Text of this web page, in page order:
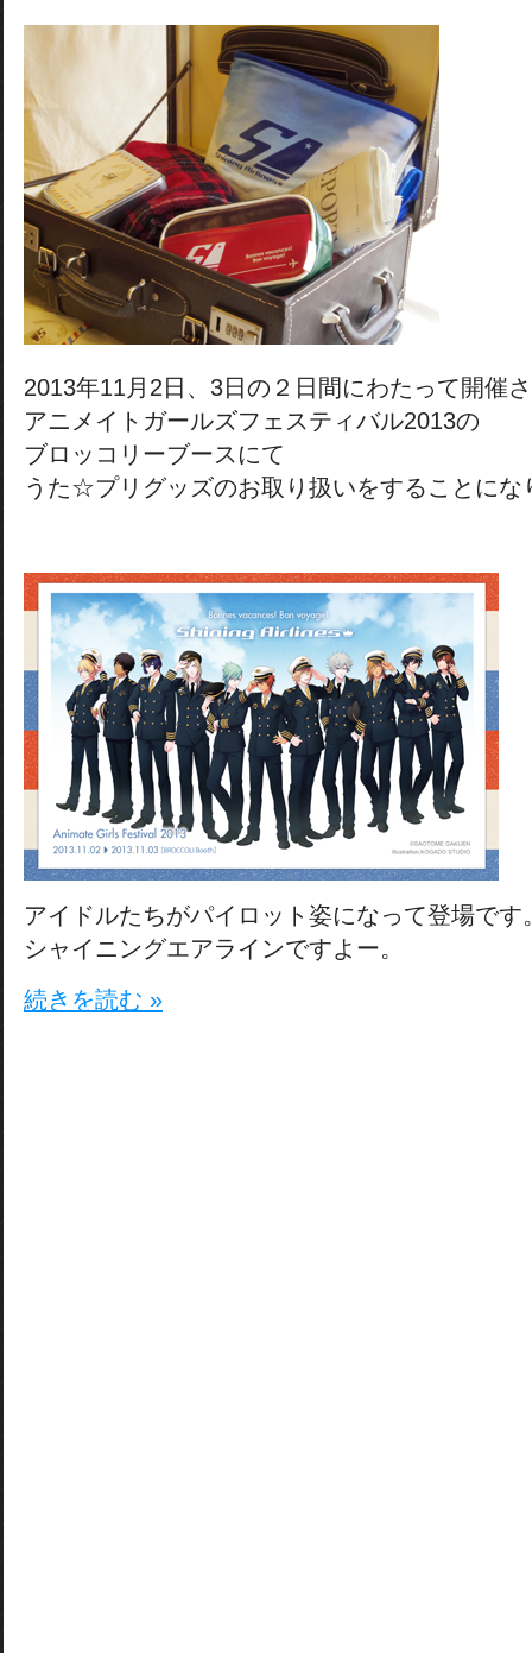
2013年11月2日、3日の２日間にわたって開催
アニメイトガールズフェスティバル2013の
ブロッコリーブースにて
うた☆プリグッズのお取り扱いをすることにな
アイドルたちがパイロット姿になって登場です
シャイニングエアラインですよー。
続きを読む »